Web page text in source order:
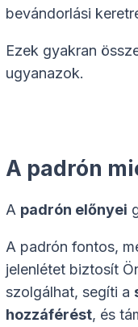
bevándorlási
Ezek gyakran
ugyanazok.
A padrón
A padrón előnyei
A padrón fontos,
jelenlétet biztosít
szolgálhat, segíti a
hozzáférést, és